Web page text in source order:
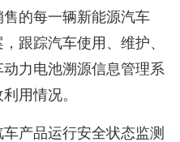
的每一辆新能源汽车
跟踪汽车使用、维护、
力电池溯源信息管理系
用情况。
产品运行安全状态监测